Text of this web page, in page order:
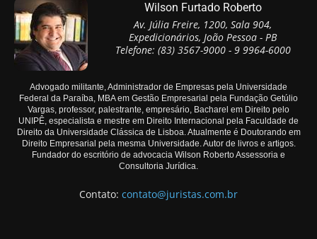
Wilson Furtado Roberto
Av. Júlia Freire, 1200, Sala 904,
Expedicionários, João Pessoa - PB
Telefone: (83) 3567-9000 - 9 9964-6000
Advogado militante, Administrador de Empresas pela Universidade
Federal da Paraíba, MBA em Gestão Empresarial pela Fundação Getúlio
Vargas, professor, palestrante, empresário, Bacharel em Direito pelo
UNIPÊ, especialista e mestre em Direito Internacional pela Faculdade de
Direito da Universidade Clássica de Lisboa. Atualmente é Doutorando em
Direito Empresarial pela mesma Universidade. Autor de livros e artigos.
Fundador do escritório de advocacia Wilson Roberto Assessoria e
Consultoria Jurídica.
Contato: contato@juristas.com.br